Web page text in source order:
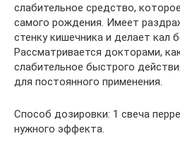
слабительное средство,
самого рождения. Имеет
стенку кишечника и делает кал
Рассматривается докторами,
слабительное быстрого
для постоянного применения.
Способ дозировки: 1 свеча
нужного эффекта.